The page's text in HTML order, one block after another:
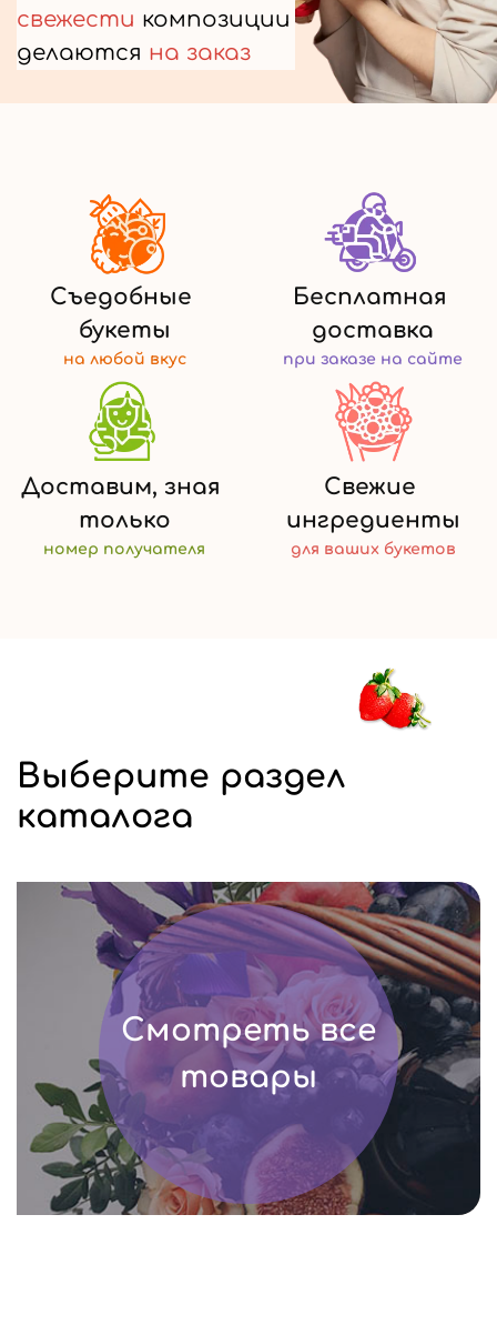
свежести композиции
делаются на заказ
Съедобные
букеты
на любой вкус
Бесплатная
доставка
при заказе на сайте
Доставим, зная
только
номер получателя
Свежие
ингредиенты
для ваших букетов
Выберите раздел
каталога
Смотреть все
товары